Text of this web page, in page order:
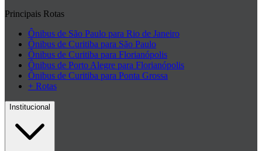
Principais Rotas
Ônibus de São Paulo para Rio de Janeiro
Ônibus de Curitiba para São Paulo
Ônibus de Curitiba para Florianópolis
Ônibus de Porto Alegre para Florianópolis
Ônibus de Curitiba para Ponta Grossa
+ Rotas
Institucional